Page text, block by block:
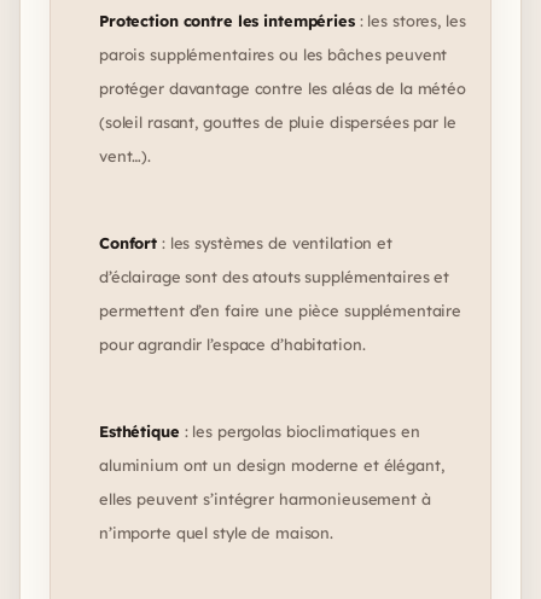
Protection contre les intempéries: les stores, les
parois supplémentaires ou les bâches peuvent
protéger davantage contre les aléas de la météo
(soleil rasant, gouttes de pluie dispersées par le
vent…).
Confort : les systèmes de ventilation et
d’éclairage sont des atouts supplémentaires et
permettent d’en faire une pièce supplémentaire
pour agrandir l’espace d’habitation.
Esthétique : les pergolas bioclimatiques en
aluminium ont un design moderne et élégant,
elles peuvent s’intégrer harmonieusement à
n’importe quel style de maison.